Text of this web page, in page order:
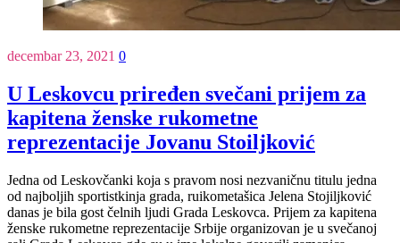
decembar 23, 2021 0
U Leskovcu priređen svečani prijem za
kapitena ženske rukometne
reprezentacije Jovanu Stoiljković
Jedna od Leskovčanki koja s pravom nosi nezvaničnu titulu jedna
od najboljih sportistkinja grada, ruikometašica Jelena Stojiljković
danas je bila gost čelnih ljudi Grada Leskovca. Prijem za kapitena
ženske rukometne reprezentacije Srbije organizovan je u svečanoj